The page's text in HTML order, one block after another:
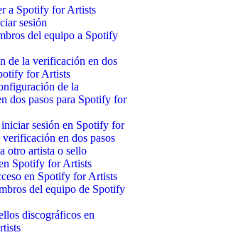
a Spotify for Artists
sesión
del equipo a Spotify
de la verificación en dos
for Artists
de la
dos pasos para Spotify for
sesión en Spotify for
en dos pasos
otro artista o sello
Spotify for Artists
en Spotify for Artists
del equipo de Spotify
discográficos en